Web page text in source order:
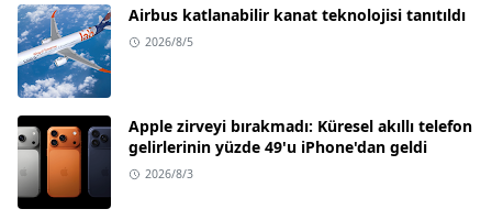
Airbus katlanabilir kanat teknolojisi tanıtıldı
2026/8/5
Apple zirveyi bırakmadı: Küresel akıllı telefon
gelirlerinin yüzde 49'u iPhone'dan geldi
2026/8/3